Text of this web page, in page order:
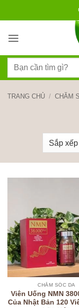
dung
Tìm
TRANG CHỦ / CHĂM
CHĂM SÓC DA
Viên Uống NMN
Của Nhật Bản 120